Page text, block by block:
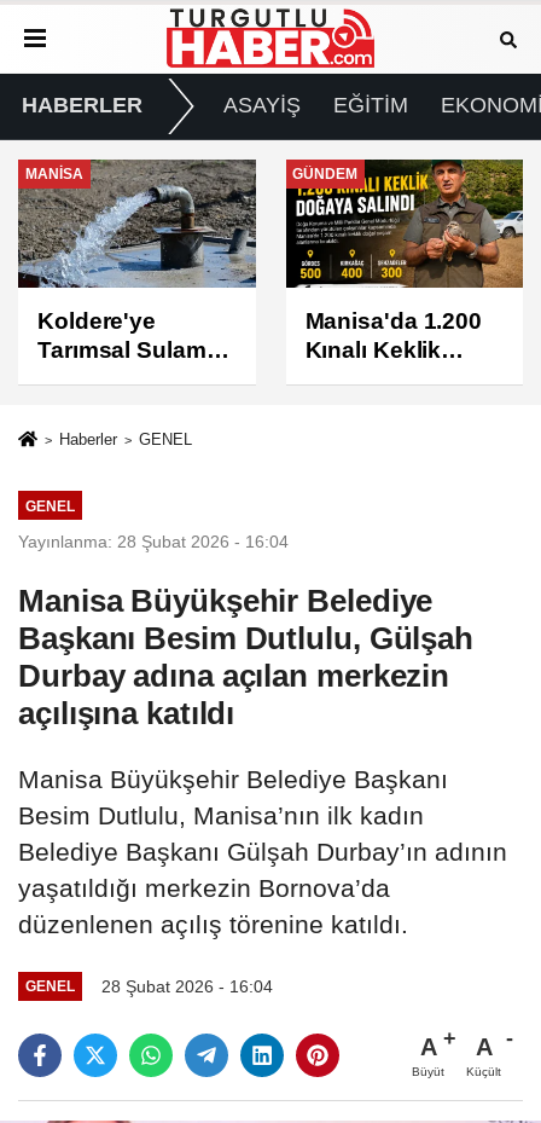
HABERLER ASAYİŞ EĞİTİM
GÜNDEM
Manisa'da 1.200
Kınalı Keklik
Doğaya Salındı
GÜNDEM
Turgutlu'da 8
Ağustos
Cumartesi Günü
Haberler GENEL
GENEL
Yayınlanma: 28 Şubat 2026 - 16:04
Manisa Büyükşehir Belediye
Başkanı Besim Dutlulu, Gülşah
Durbay adına açılan merkezin
açılışına katıldı
Manisa Büyükşehir Belediye Başkanı
Besim Dutlulu, Manisa’nın ilk kadın
Belediye Başkanı Gülşah Durbay’ın adının
yaşatıldığı merkezin Bornova’da
düzenlenen açılış törenine katıldı.
GENEL 28 Şubat 2026 - 16:04
A
Büyüt
A
Küçült